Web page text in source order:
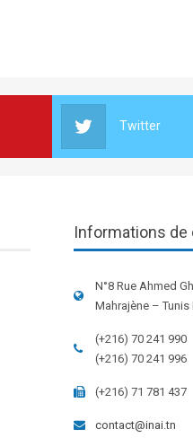
Twitter
Informations de
N°8 Rue Ahmed
Mahrajène – Tunis
(+216) 70 241 990
(+216) 70 241 996
(+216) 71 781 437
contact@inai.tn